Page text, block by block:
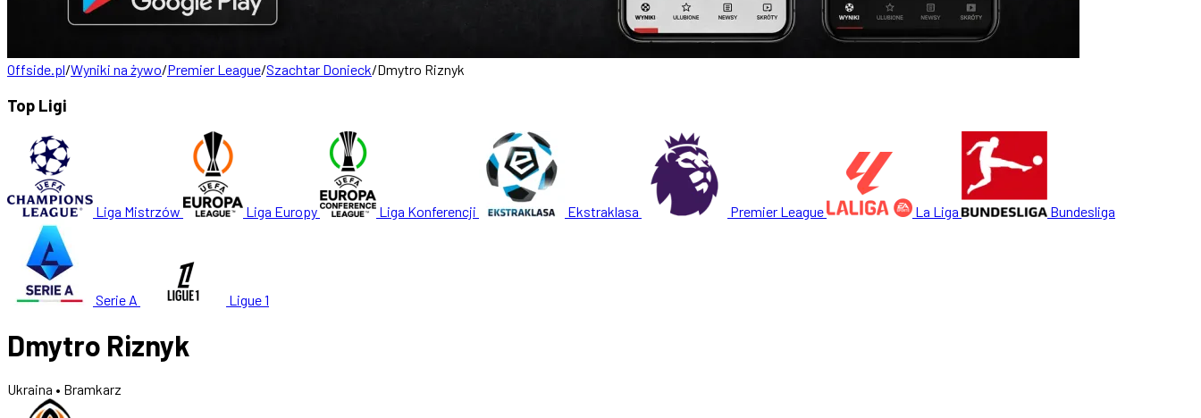
Offside.pl/Wyniki na żywo/Premier League/Szachtar Donieck/Dmytro Riznyk
Top Ligi
Liga Mistrzów Liga Europy Liga Konferencji Ekstraklasa Premier League La Liga Bundesliga
Serie A Ligue 1
Dmytro Riznyk
Ukraina • Bramkarz